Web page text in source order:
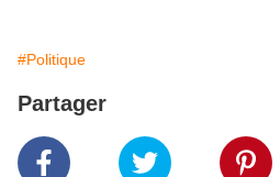
#Politique
Partager